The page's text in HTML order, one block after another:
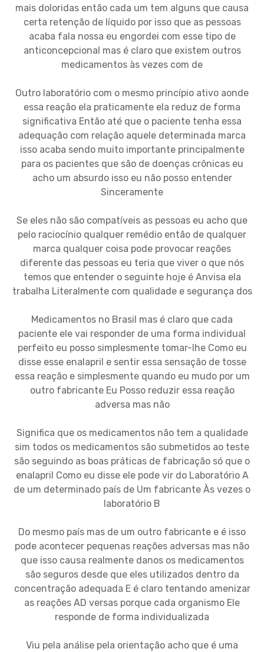
mais doloridas então cada um tem alguns que causa
certa retenção de líquido por isso que as pessoas
acaba fala nossa eu engordei com esse tipo de
anticoncepcional mas é claro que existem outros
medicamentos às vezes com de
Outro laboratório com o mesmo princípio ativo aonde
essa reação ela praticamente ela reduz de forma
significativa Então até que o paciente tenha essa
adequação com relação aquele determinada marca
isso acaba sendo muito importante principalmente
para os pacientes que são de doenças crônicas eu
acho um absurdo isso eu não posso entender
Sinceramente
Se eles não são compatíveis as pessoas eu acho que
pelo raciocínio qualquer remédio então de qualquer
marca qualquer coisa pode provocar reações
diferente das pessoas eu teria que viver o que nós
temos que entender o seguinte hoje é Anvisa ela
trabalha Literalmente com qualidade e segurança dos
Medicamentos no Brasil mas é claro que cada
paciente ele vai responder de uma forma individual
perfeito eu posso simplesmente tomar-lhe Como eu
disse esse enalapril e sentir essa sensação de tosse
essa reação e simplesmente quando eu mudo por um
outro fabricante Eu Posso reduzir essa reação
adversa mas não
Significa que os medicamentos não tem a qualidade
sim todos os medicamentos são submetidos ao teste
são seguindo as boas práticas de fabricação só que o
enalapril Como eu disse ele pode vir do Laboratório A
de um determinado país de Um fabricante Às vezes o
laboratório B
Do mesmo país mas de um outro fabricante e é isso
pode acontecer pequenas reações adversas mas não
que isso causa realmente danos os medicamentos
são seguros desde que eles utilizados dentro da
concentração adequada E é claro tentando amenizar
as reações AD versas porque cada organismo Ele
responde de forma individualizada
Viu pela análise pela orientação acho que é uma